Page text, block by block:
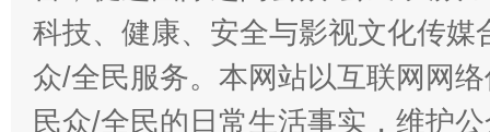
科技、健康、安全与影视文化传
众/全民服务。本网站以互联网网
民众/全民的日常生活事实，维护